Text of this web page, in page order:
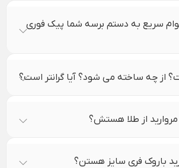
سریع به دستم برسه شما پیک فوری
از چه ساخته می شود؟ آیا گرانتر است؟
از طلا هستش؟
باروک فری سایز هستن؟